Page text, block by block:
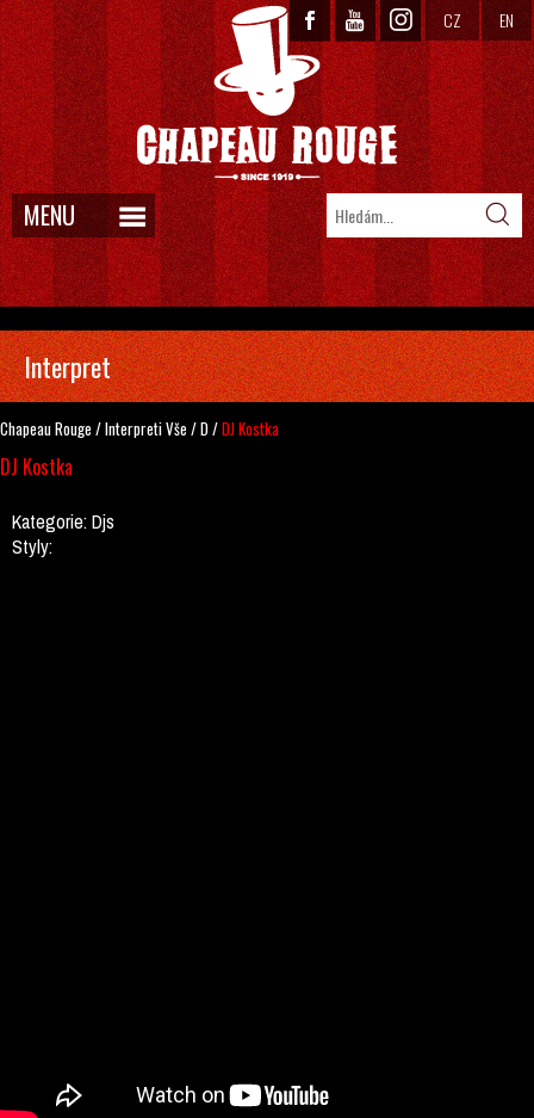
CZ EN
MENU
Interpret
Chapeau Rouge /InterpretiVše /D/DJ Kostka
DJ Kostka
Kategorie:Djs
Styly: